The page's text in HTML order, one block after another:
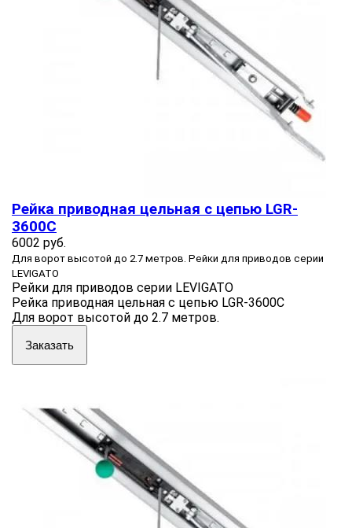
Рейка приводная цельная с цепью LGR-
3600C
6002 руб.
Для ворот высотой до 2.7 метров. Рейки для приводов серии
LEVIGATO
Рейки для приводов серии LEVIGATO
Рейка приводная цельная с цепью LGR-3600C
Для ворот высотой до 2.7 метров.
Заказать